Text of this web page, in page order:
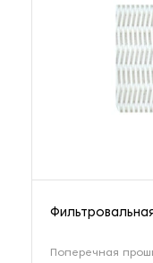
Поперечная